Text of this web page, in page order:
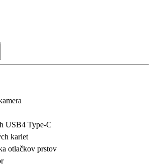
USB4 Type-C
kariet
otlačkov prstov